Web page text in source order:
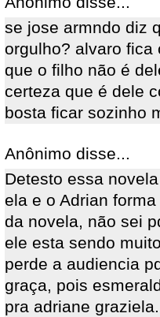
se jose armndo diz
orgulho? alvaro fica
que o filho não é
certeza que é dele
bosta ficar sozinho
Anônimo disse...
Detesto essa
ela e o Adrian
da novela, não sei
ele esta sendo
perde a audiencia
graça, pois
pra adriane